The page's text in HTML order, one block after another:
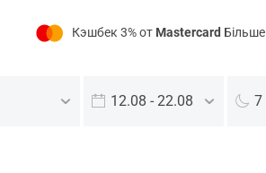
Кэшбек 3% от Mastercard Більше
12.08 - 22.08 7